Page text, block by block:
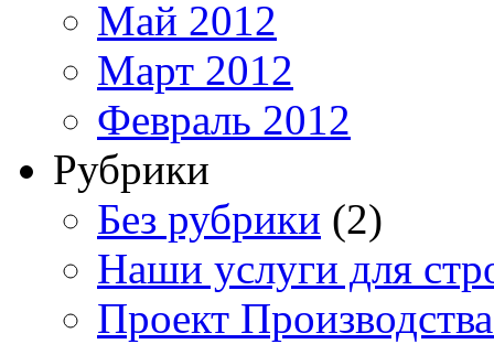
Май 2012
Март 2012
Февраль 2012
Рубрики
Без рубрики (2)
Наши услуги для
Проект